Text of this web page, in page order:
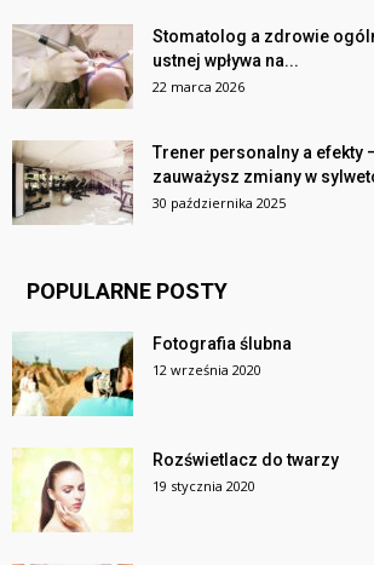
Stomatolog a zdrowie
ustnej wpływa na...
22 marca 2026
Trener personalny a efekty
zauważysz zmiany w
30 października 2025
POPULARNE POSTY
Fotografia ślubna
12 września 2020
Rozświetlacz do twarzy
19 stycznia 2020